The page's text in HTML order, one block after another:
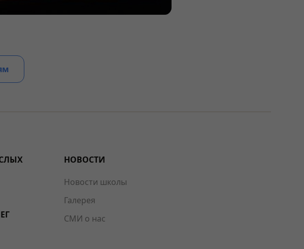
НОВОСТИ
Новости школы
Галерея
СМИ о нас